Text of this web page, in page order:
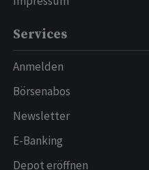
Services
Anmelden
Börsenabos
Newsletter
E-Banking
Depot eröffnen